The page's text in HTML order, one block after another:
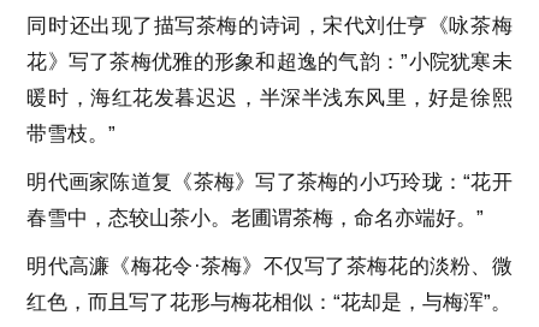
同时还出现了描写茶梅的诗词，宋代刘仕亨《咏茶梅
花》写了茶梅优雅的形象和超逸的气韵：”小院犹寒未
暖时，海红花发暮迟迟，半深半浅东风里，好是徐熙
带雪枝。”
明代画家陈道复《茶梅》写了茶梅的小巧玲珑：“花开
春雪中，态较山茶小。老圃谓茶梅，命名亦端好。”
明代高濂《梅花令·茶梅》不仅写了茶梅花的淡粉、微
红色，而且写了花形与梅花相似：“花却是，与梅浑”。